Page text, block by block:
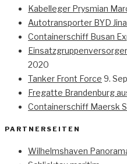
Kabelleger Prysmian
Autotransporter BYD
Containerschiff Busan
2020
Tanker Front Force 9.
Fregatte Brandenburg
Containerschiff Maersk
PARTNERSEITEN
Wilhelmshaven